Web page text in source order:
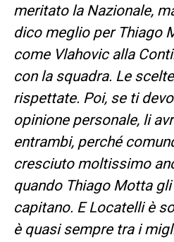
meritato la Nazionale,
dico meglio per Thiago
come Vlahovic alla
con la squadra. Le
rispettate. Poi, se ti
opinione personale, li
entrambi, perché
cresciuto moltissimo
quando Thiago Motta
capitano. E Locatelli è
è quasi sempre tra i